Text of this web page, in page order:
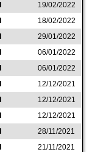
19/02/2022
18/02/2022
29/01/2022
06/01/2022
06/01/2022
12/12/2021
12/12/2021
12/12/2021
28/11/2021
21/11/2021